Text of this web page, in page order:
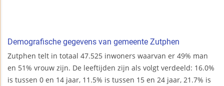
Demografische gegevens van gemeente Zutphen
Zutphen telt in totaal 47.525 inwoners waarvan er 49% man
en 51% vrouw zijn. De leeftijden zijn als volgt verdeeld: 16.0%
is tussen 0 en 14 jaar, 11.5% is tussen 15 en 24 jaar, 21.7% is